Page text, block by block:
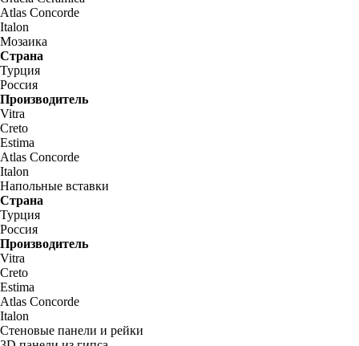
Atlas Concorde
Italon
Мозаика
Страна
Турция
Россия
Производитель
Vitra
Creto
Estima
Atlas Concorde
Italon
Напольные вставки
Страна
Турция
Россия
Производитель
Vitra
Creto
Estima
Atlas Concorde
Italon
Стеновые панели и рейки